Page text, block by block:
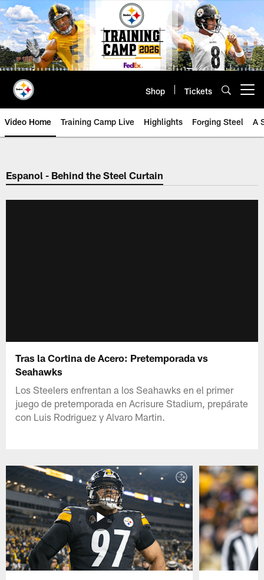
Skip
to
main
content
Shop Tickets
Video Home Training Camp Live Highlights Forging Steel A
Espanol - Behind the Steel Curtain
Tras la Cortina de Acero: Pretemporada vs
Seahawks
Los Steelers enfrentan a los Seahawks en el primer
juego de pretemporada en Acrisure Stadium, prepárate
con Luis Rodriguez y Alvaro Martin.